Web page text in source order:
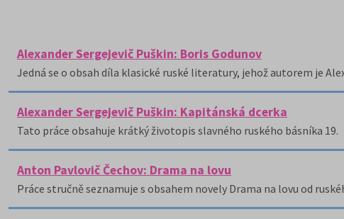
Alexander Sergejevič Puškin: Boris Godunov
Jedná se o obsah díla klasické ruské literatury, jehož autorem je
Alexander Sergejevič Puškin: Kapitánská dcerka
Tato práce obsahuje krátký životopis slavného ruského básníka 19.
Anton Pavlovič Čechov: Drama na lovu
Práce stručně seznamuje s obsahem novely Drama na lovu od